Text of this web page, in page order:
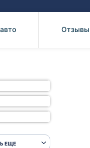
Отзывы
ЕЩЕ